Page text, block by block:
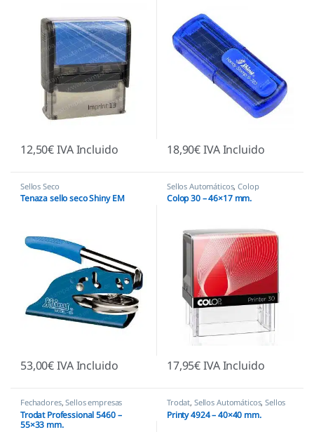
12,50€IVA Incluido 18,90€IVA Incluido
Sellos Seco
Tenaza sello seco Shiny EM
53,00€IVA Incluido
Sellos Automáticos,Colop
Colop 30 – 46×17 mm.
17,95€IVA Incluido
Fechadores,Sellos empresas
Trodat Professional 5460 –
55×33 mm.
Trodat, Sellos Automáticos,Sellos
empresas
Printy 4924 – 40×40 mm.